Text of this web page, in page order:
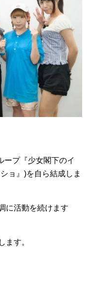
ープ『少女閣下のイ
ョ』)を自ら結成しま
に活動を続けます
ます。